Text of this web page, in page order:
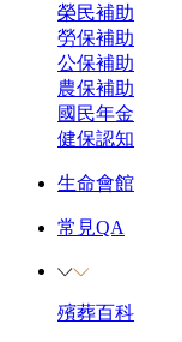
榮民補助
勞保補助
公保補助
農保補助
國民年金
健保認知
生命會館
常見QA
殯葬百科